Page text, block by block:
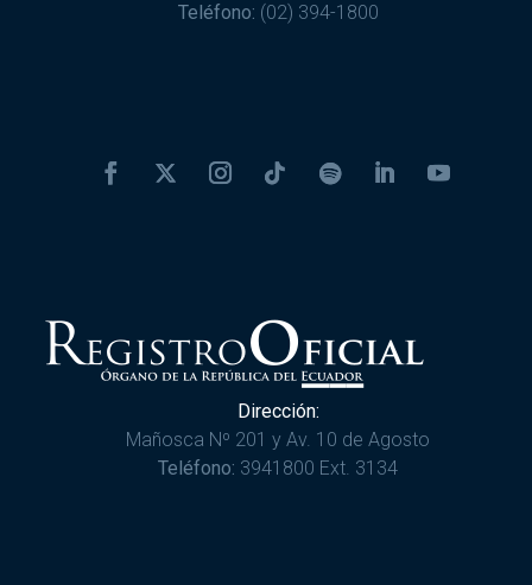
Teléfono: (02) 394-1800
Dirección:
Mañosca Nº 201 y Av. 10 de Agosto
Teléfono: 3941800 Ext. 3134